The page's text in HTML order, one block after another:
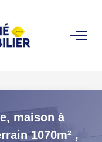
maison à
1070m² ,